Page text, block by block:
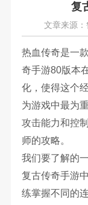
复
文章来源：
热血传奇是一
奇手游80版本
化，使得这个
为游戏中最为
攻击能力和控
师的攻略。
我们要了解的
复古传奇手游
练掌握不同的